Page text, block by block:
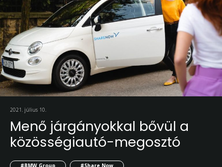
2021. július 10.
Menő járgányokkal bővül a
közösségiautó-megosztó
#BMW Group #Share Now